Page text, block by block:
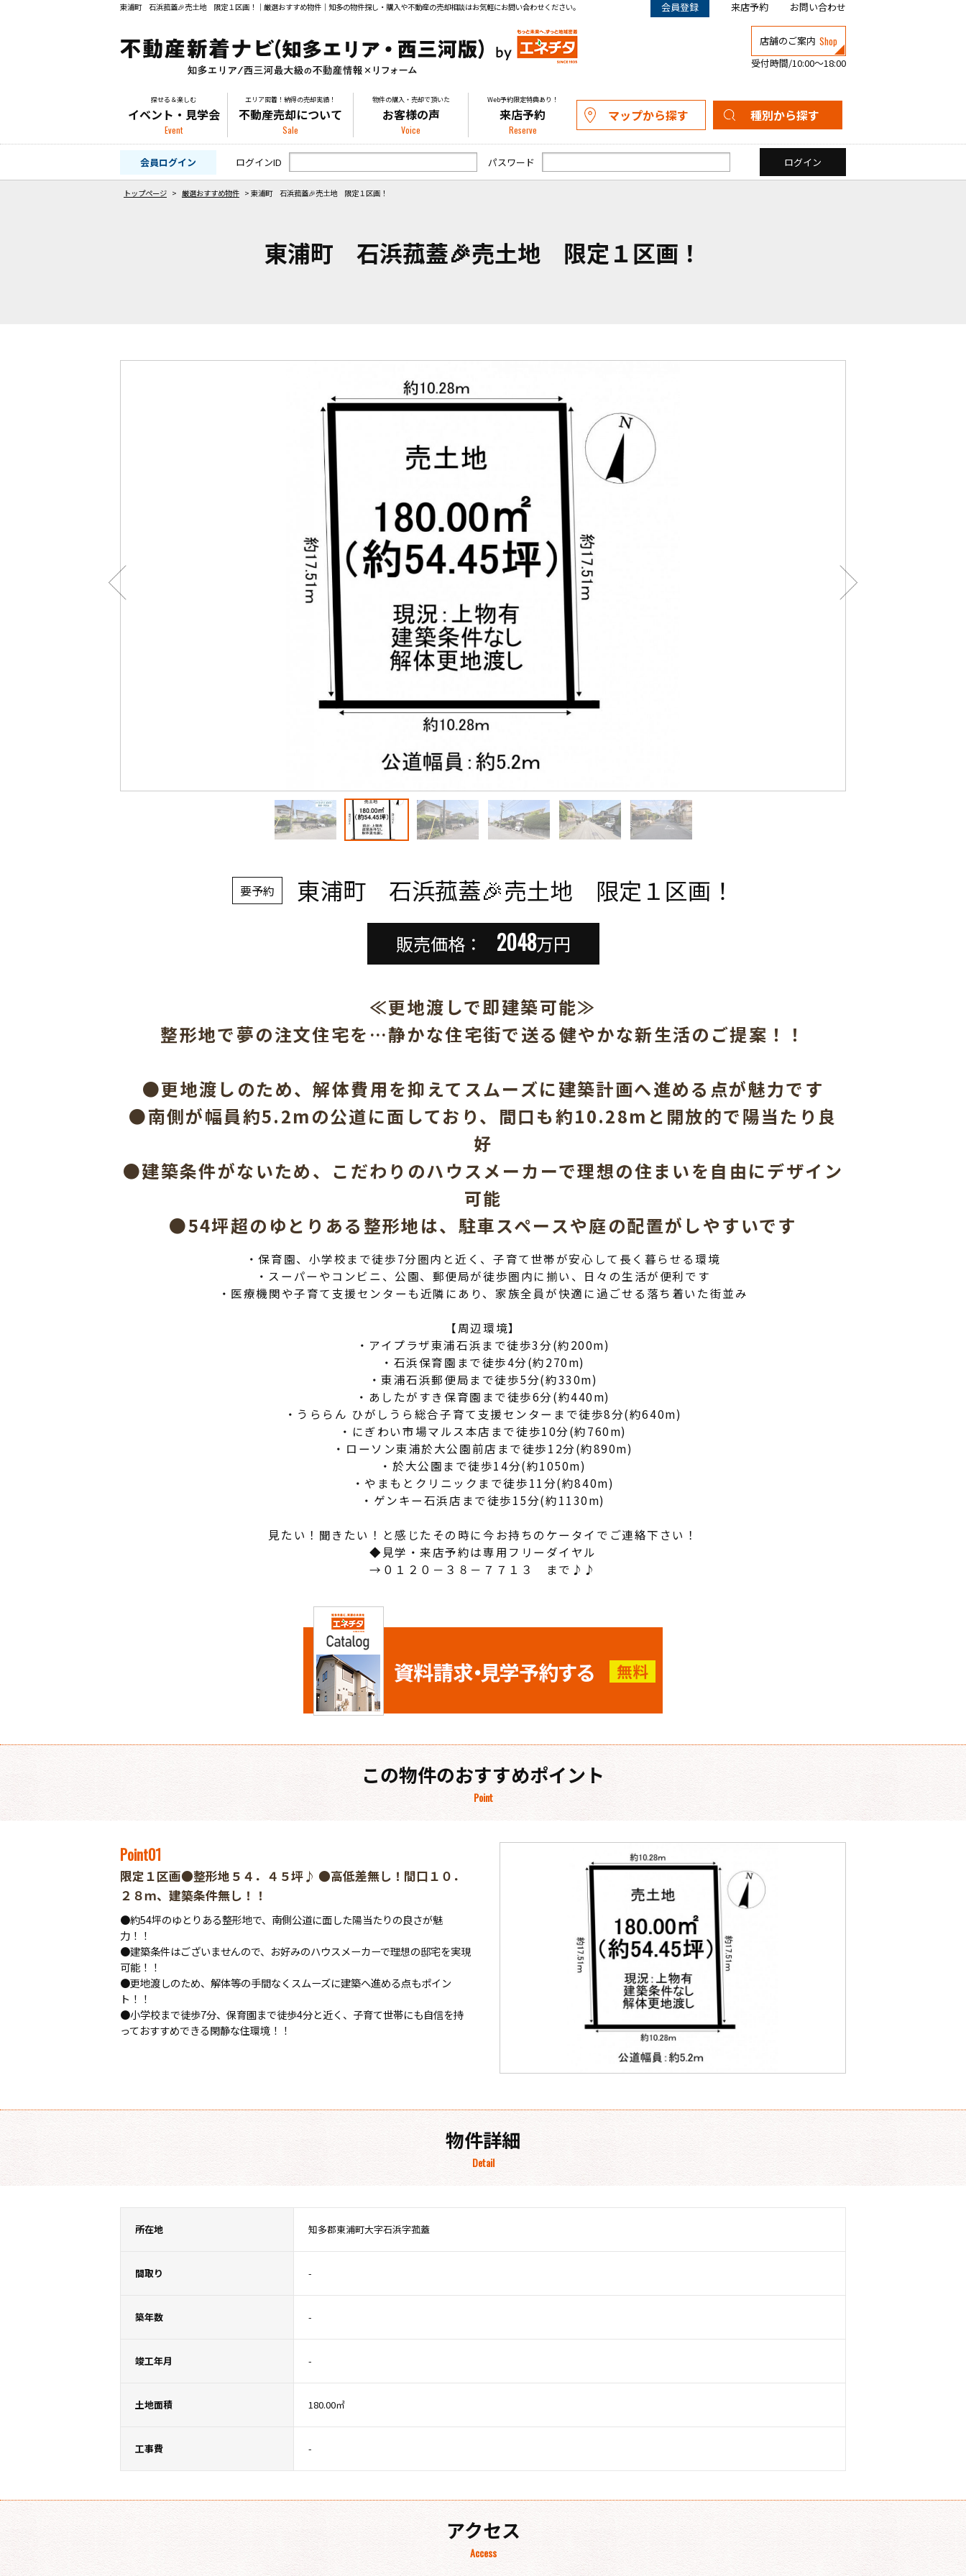
東浦町 石浜菰蓋🎉売土地 限定１区画！｜厳選おすすめ物件｜知多の物件探し・購入や不動産の売却相談はお気軽にお問い合わせください。 会員登録 来店予約 お問い合わせ
店舗のご案内 Shop
受付時間/10:00～18:00
探せる＆楽しむ
イベント・見学会
Event
エリア密着！納得の売却実績！
不動産売却について
Sale
物件の購入・売却で頂いた
お客様の声
Voice
Web予約限定特典あり！
来店予約
Reserve
マップから探す 種別から探す
新築一戸建て
中古一戸建て
マンション
土地
会員ログイン
ログインID パスワード
トップページ > 厳選おすすめ物件 > 東浦町 石浜菰蓋🎉売土地 限定１区画！
東浦町 石浜菰蓋🎉売土地 限定１区画！
要予約 東浦町 石浜菰蓋🎉売土地 限定１区画！
販売価格： 2048万円
≪更地渡しで即建築可能≫
整形地で夢の注文住宅を…静かな住宅街で送る健やかな新生活のご提案！！
●更地渡しのため、解体費用を抑えてスムーズに建築計画へ進める点が魅力です
●南側が幅員約5.2mの公道に面しており、間口も約10.28mと開放的で陽当たり良
好
●建築条件がないため、こだわりのハウスメーカーで理想の住まいを自由にデザイン
可能
●54坪超のゆとりある整形地は、駐車スペースや庭の配置がしやすいです
・保育園、小学校まで徒歩7分圏内と近く、子育て世帯が安心して長く暮らせる環境
・スーパーやコンビニ、公園、郵便局が徒歩圏内に揃い、日々の生活が便利です
・医療機関や子育て支援センターも近隣にあり、家族全員が快適に過ごせる落ち着いた街並み
【周辺環境】
・アイプラザ東浦石浜まで徒歩3分(約200m)
・石浜保育園まで徒歩4分(約270m)
・東浦石浜郵便局まで徒歩5分(約330m)
・あしたがすき保育園まで徒歩6分(約440m)
・うららん ひがしうら総合子育て支援センターまで徒歩8分(約640m)
・にぎわい市場マルス本店まで徒歩10分(約760m)
・ローソン東浦於大公園前店まで徒歩12分(約890m)
・於大公園まで徒歩14分(約1050m)
・やまもとクリニックまで徒歩11分(約840m)
・ゲンキー石浜店まで徒歩15分(約1130m)
見たい！聞きたい！と感じたその時に今お持ちのケータイでご連絡下さい！
◆見学・来店予約は専用フリーダイヤル
→０１２０－３８－７７１３ まで♪♪
この物件のおすすめポイント
Point
Point01
限定１区画●整形地５４．４５坪♪ ●高低差無し！間口１０．
２８ｍ、建築条件無し！！
●約54坪のゆとりある整形地で、南側公道に面した陽当たりの良さが魅
力！！
●建築条件はございませんので、お好みのハウスメーカーで理想の邸宅を実現
可能！！
●更地渡しのため、解体等の手間なくスムーズに建築へ進める点もポイン
ト！！
●小学校まで徒歩7分、保育園まで徒歩4分と近く、子育て世帯にも自信を持
っておすすめできる閑静な住環境！！
物件詳細
Detail
所在地 知多郡東浦町大字石浜字菰蓋
間取り -
築年数 -
竣工年月 -
土地面積 180.00㎡
工事費 -
アクセス
Access